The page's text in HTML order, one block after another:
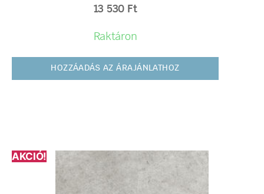
13 530 Ft
Raktáron
HOZZÁADÁS AZ ÁRAJÁNLATHOZ
AKCIÓ!